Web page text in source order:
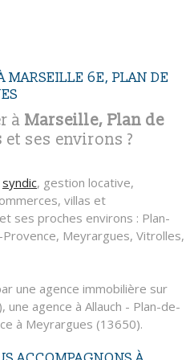
MARSEILLE 6E, PLAN DE
à Marseille, Plan de
et ses environs ?
syndic, gestion locative,
villas et
ses proches environs : Plan-
Meyrargues, Vitrolles,
une agence immobilière sur
agence à Allauch - Plan-de-
à Meyrargues (13650).